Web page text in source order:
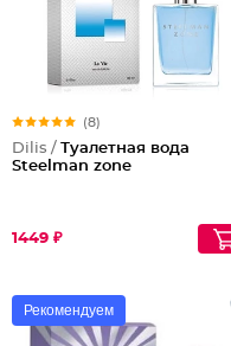
(8)
Dilis / Туалетная вода
Steelman zone
1449 ₽
Рекомендуем